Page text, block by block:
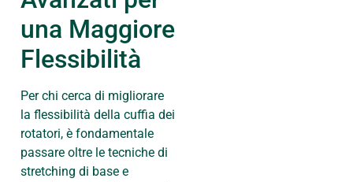
una Maggiore
Flessibilità
Per chi cerca di migliorare
la flessibilità della cuffia dei
rotatori, è fondamentale
passare oltre le tecniche di
stretching di base e